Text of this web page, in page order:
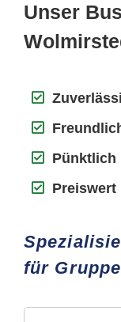
Unser
Pünktlich
Preiswert
für